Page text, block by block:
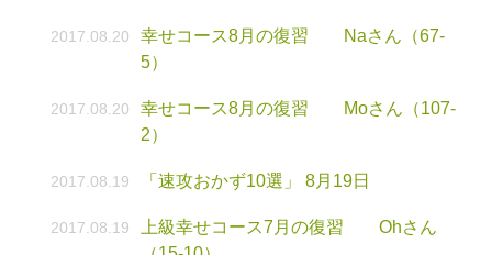
2017.08.20
幸せコース8月の復習 Naさん（67-
5）
2017.08.20
幸せコース8月の復習 Moさん（107-
2）
2017.08.19 「速攻おかず10選」 8月19日
2017.08.19
上級幸せコース7月の復習 Ohさん